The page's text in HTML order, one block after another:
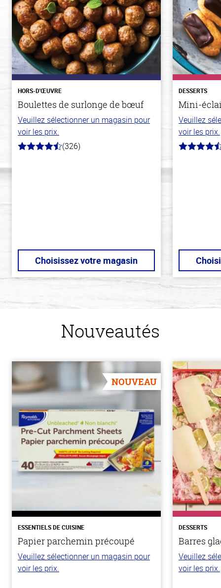
HORS-D'ŒUVRE
Boulettes de surlonge de bœuf
Veuillez sélectionner un magasin pour
voir les prix.
4.6
(326)
Choisissez votre magasin
DESSERTS
Mini-
Veuillez
voir les prix.
4.7
Nouveautés
NOUVEAU
ESSENTIELS DE CUISINE
Papier parchemin précoupé
Veuillez sélectionner un magasin pour
voir les prix.
DESSERTS
Barres
Veuillez
voir les prix.